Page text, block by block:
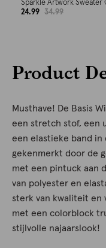
Sparkle Artwork Sweater
24.99
34.99
Product
Musthave! De Basis
een stretch stof, een
een elastieke band
gekenmerkt door de
met een pintuck aan
van polyester en
sterk van kwaliteit en
met een colorblock
stijlvolle najaarslook!